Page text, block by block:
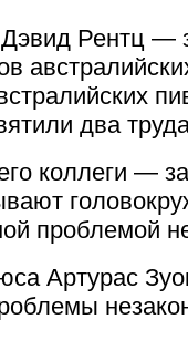
Рентц —
два
коллеги —
проблемой
Артурас